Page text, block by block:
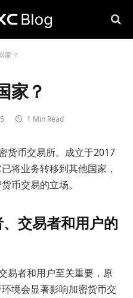
家？
家？
1 Min Read
货币交易所。成立于2017
将业务转移到其他国家，
币交易的立场。
交易者和用户的
易者和用户至关重要，原
境会显著影响加密货币交